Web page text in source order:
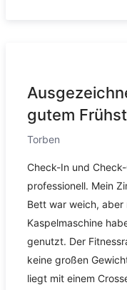
gutem
Torben
Check-In und
professionell. Mein
Bett war weich, aber
Kaspelmaschine
genutzt. Der
keine großen
liegt mit einem